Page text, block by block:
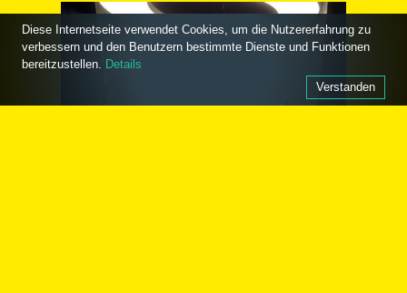
Diese Internetseite verwendet Cookies, um die Nutzererfahrung zu
verbessern und den Benutzern bestimmte Dienste und Funktionen
bereitzustellen. Details
Verstanden